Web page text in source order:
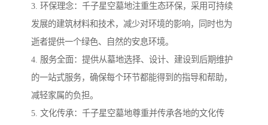
3. 环保理念：千子星空墓地注重生态环保，采用可持续
发展的建筑材料和技术，减少对环境的影响，同时也为
逝者提供一个绿色、自然的安息环境。
4. 服务全面：提供从墓地选择、设计、建设到后期维护
的一站式服务，确保每个环节都能得到的指导和帮助，
减轻家属的负担。
5. 文化传承：千子星空墓地尊重并传承各地的文化传